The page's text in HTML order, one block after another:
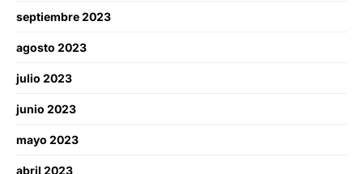
septiembre 2023
agosto 2023
julio 2023
junio 2023
mayo 2023
abril 2023